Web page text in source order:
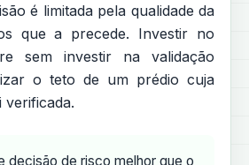
é limitada pela qualidade da
que a precede. Investir no
sem investir na validação
o teto de um prédio cuja
decisão de risco melhor que o